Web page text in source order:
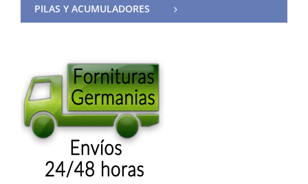
PILAS Y ACUMULADORES